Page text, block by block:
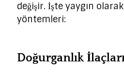
değişir. İşte yaygın
yöntemleri:
Doğurganlık